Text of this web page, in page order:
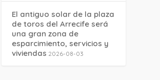
El antiguo solar de la plaza
de toros del Arrecife será
una gran zona de
esparcimiento, servicios y
viviendas 2026-08-03